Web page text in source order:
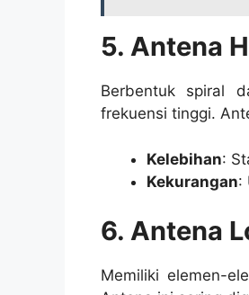
5. Antena
Berbentuk spiral
frekuensi tinggi.
Kelebihan:
Kekurangan:
6. Antena
Memiliki elemen-